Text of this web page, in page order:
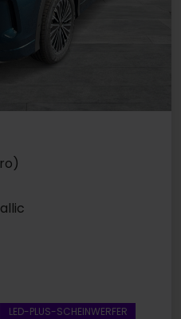
LED-PLUS-SCHEINWERFER